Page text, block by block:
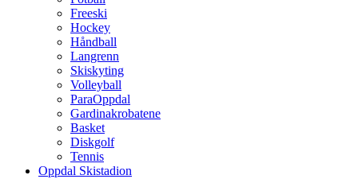
Freeski
Hockey
Håndball
Langrenn
Skiskyting
Volleyball
ParaOppdal
Gardinakrobatene
Basket
Diskgolf
Tennis
Oppdal Skistadion